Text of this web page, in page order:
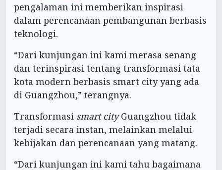
pengalaman ini memberikan inspirasi
dalam perencanaan pembangunan berbasis
teknologi.
“Dari kunjungan ini kami merasa senang
dan terinspirasi tentang transformasi tata
kota modern berbasis smart city yang ada
di Guangzhou,” terangnya.
Transformasi smart cityGuangzhou tidak
terjadi secara instan, melainkan melalui
kebijakan dan perencanaan yang matang.
“Dari kunjungan ini kami tahu bagaimana